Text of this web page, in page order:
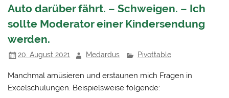
Auto darüber fährt. – Schweigen. – Ich
sollte Moderator einer Kindersendung
werden.
20. August 2021 Medardus Pivottable
Manchmal amüsieren und erstaunen mich Fragen in
Excelschulungen. Beispielsweise folgende: